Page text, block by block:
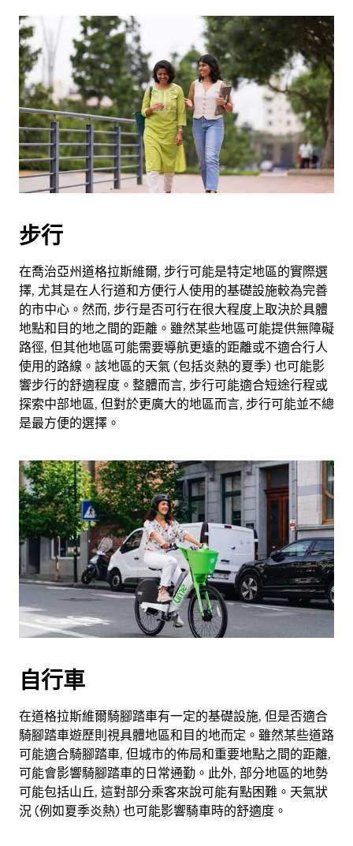
步行
在喬治亞州道格拉斯維爾, 步行可能是特定地區的實際選
擇, 尤其是在人行道和方便行人使用的基礎設施較為完善
的市中心。然而, 步行是否可行在很大程度上取決於具體
地點和目的地之間的距離。雖然某些地區可能提供無障礙
路徑, 但其他地區可能需要導航更遠的距離或不適合行人
使用的路線。該地區的天氣 (包括炎熱的夏季) 也可能影
響步行的舒適程度。整體而言, 步行可能適合短途行程或
探索中部地區, 但對於更廣大的地區而言, 步行可能並不總
是最方便的選擇。
自行車
在道格拉斯維爾騎腳踏車有一定的基礎設施, 但是否適合
騎腳踏車遊歷則視具體地區和目的地而定。雖然某些道路
可能適合騎腳踏車, 但城市的佈局和重要地點之間的距離,
可能會影響騎腳踏車的日常通勤。此外, 部分地區的地勢
可能包括山丘, 這對部分乘客來說可能有點困難。天氣狀
況 (例如夏季炎熱) 也可能影響騎車時的舒適度。